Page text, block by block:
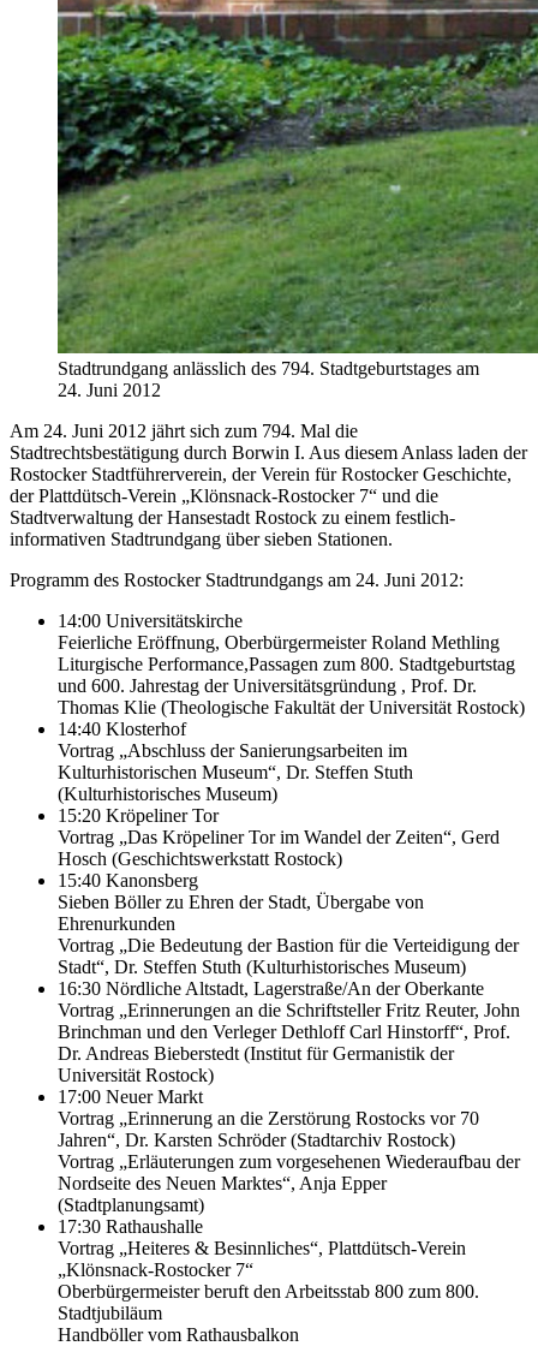
Stadtrundgang anlässlich des 794. Stadtgeburtstages am
24. Juni 2012
Am 24. Juni 2012 jährt sich zum 794. Mal die
Stadtrechtsbestätigung durch Borwin I. Aus diesem Anlass laden der
Rostocker Stadtführerverein, der Verein für Rostocker Geschichte,
der Plattdütsch-Verein „Klönsnack-Rostocker 7“ und die
Stadtverwaltung der Hansestadt Rostock zu einem festlich-
informativen Stadtrundgang über sieben Stationen.
Programm des Rostocker Stadtrundgangs am 24. Juni 2012:
14:00 Universitätskirche
Feierliche Eröffnung, Oberbürgermeister Roland Methling
Liturgische Performance,Passagen zum 800. Stadtgeburtstag
und 600. Jahrestag der Universitätsgründung , Prof. Dr.
Thomas Klie (Theologische Fakultät der Universität Rostock)
14:40 Klosterhof
Vortrag „Abschluss der Sanierungsarbeiten im
Kulturhistorischen Museum“, Dr. Steffen Stuth
(Kulturhistorisches Museum)
15:20 Kröpeliner Tor
Vortrag „Das Kröpeliner Tor im Wandel der Zeiten“, Gerd
Hosch (Geschichtswerkstatt Rostock)
15:40 Kanonsberg
Sieben Böller zu Ehren der Stadt, Übergabe von
Ehrenurkunden
Vortrag „Die Bedeutung der Bastion für die Verteidigung der
Stadt“, Dr. Steffen Stuth (Kulturhistorisches Museum)
16:30 Nördliche Altstadt, Lagerstraße/An der Oberkante
Vortrag „Erinnerungen an die Schriftsteller Fritz Reuter, John
Brinchman und den Verleger Dethloff Carl Hinstorff“, Prof.
Dr. Andreas Bieberstedt (Institut für Germanistik der
Universität Rostock)
17:00 Neuer Markt
Vortrag „Erinnerung an die Zerstörung Rostocks vor 70
Jahren“, Dr. Karsten Schröder (Stadtarchiv Rostock)
Vortrag „Erläuterungen zum vorgesehenen Wiederaufbau der
Nordseite des Neuen Marktes“, Anja Epper
(Stadtplanungsamt)
17:30 Rathaushalle
Vortrag „Heiteres & Besinnliches“, Plattdütsch-Verein
„Klönsnack-Rostocker 7“
Oberbürgermeister beruft den Arbeitsstab 800 zum 800.
Stadtjubiläum
Handböller vom Rathausbalkon